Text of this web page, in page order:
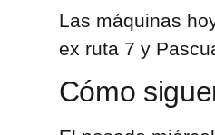
Las máquinas
ex ruta 7 y
Cómo